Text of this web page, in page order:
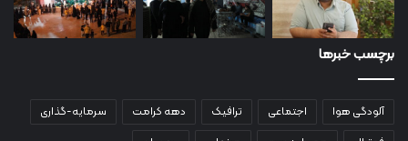
برچسب خبرها
آلودگی هوا اجتماعی ترافیک دهه کرامت
سرمایه-گذاری